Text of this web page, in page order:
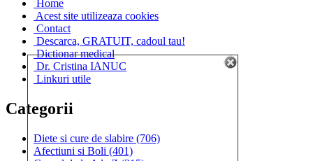
Home
Acest site utilizeaza cookies
Contact
Descarca, GRATUIT, cadoul tau!
Dictionar medical
Dr. Cristina IANUC
Linkuri utile
Categorii
Diete si cure de slabire (706)
Afectiuni si Boli (401)